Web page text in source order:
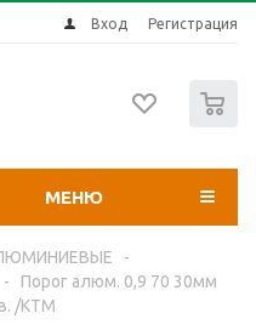
Вход Регистрация
МЕНЮ
-
-
Порог алюм. 0,9 70 30мм
/КТМ